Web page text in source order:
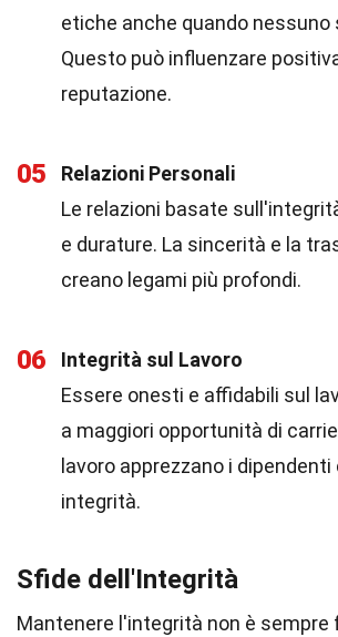
etiche anche quando nessuno
Questo può influenzare
reputazione.
05
Relazioni Personali
Le relazioni basate
e durature. La sincerità e la
creano legami più profondi.
06
Integrità sul Lavoro
Essere onesti e affidabili sul
a maggiori opportunità di
lavoro apprezzano i
integrità.
Sfide dell'Integrità
Mantenere l'integrità non è sempre